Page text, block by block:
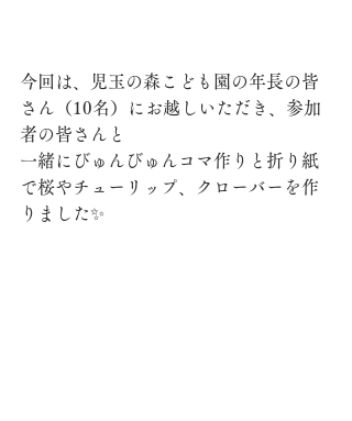
今回は、児玉の森こども園の年長の皆
さん（10名）にお越しいただき、参加
者の皆さんと
一緒にびゅんびゅんコマ作りと折り紙
で桜やチューリップ、クローバーを作
りました✨